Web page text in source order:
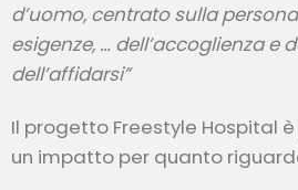
d’uomo, centrato sulla
esigenze, … dell’accoglienza e
dell’affidarsi”
Il progetto Freestyle Hospital
un impatto per quanto